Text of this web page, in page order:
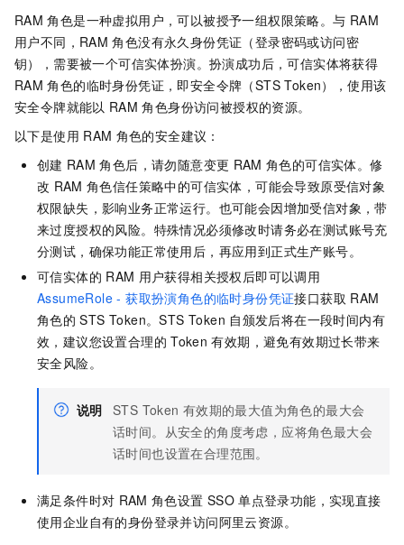
RAM 角色是一种虚拟用户，可以被授予一组权限策略。与 RAM
用户不同，RAM 角色没有永久身份凭证（登录密码或访问密
钥），需要被一个可信实体扮演。扮演成功后，可信实体将获得
RAM 角色的临时身份凭证，即安全令牌（STS Token），使用该
安全令牌就能以 RAM 角色身份访问被授权的资源。
以下是使用 RAM 角色的安全建议：
创建 RAM 角色后，请勿随意变更 RAM 角色的可信实体。修
改 RAM 角色信任策略中的可信实体，可能会导致原受信对象
权限缺失，影响业务正常运行。也可能会因增加受信对象，带
来过度授权的风险。特殊情况必须修改时请务必在测试账号充
分测试，确保功能正常使用后，再应用到正式生产账号。
可信实体的 RAM 用户获得相关授权后即可以调用
AssumeRole - 获取扮演角色的临时身份凭证接口获取 RAM
角色的 STS Token。STS Token 自颁发后将在一段时间内有
效，建议您设置合理的 Token 有效期，避免有效期过长带来
安全风险。
说明 STS Token 有效期的最大值为角色的最大会
话时间。从安全的角度考虑，应将角色最大会
话时间也设置在合理范围。
满足条件时对 RAM 角色设置 SSO 单点登录功能，实现直接
使用企业自有的身份登录并访问阿里云资源。